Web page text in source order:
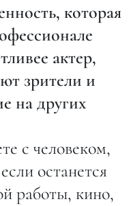
которая
актер,
зрители и
на других
с человеком,
останется
работы, кино,